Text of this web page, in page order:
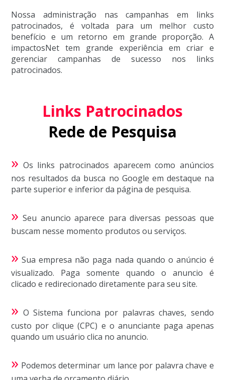
Nossa administração nas campanhas em links
patrocinados, é voltada para um melhor custo
benefício e um retorno em grande proporção. A
impactosNet tem grande experiência em criar e
gerenciar campanhas de sucesso nos links
patrocinados.
Links Patrocinados
Rede de Pesquisa
» Os links patrocinados aparecem como anúncios
nos resultados da busca no Google em destaque na
parte superior e inferior da página de pesquisa.
» Seu anuncio aparece para diversas pessoas que
buscam nesse momento produtos ou serviços.
» Sua empresa não paga nada quando o anúncio é
visualizado. Paga somente quando o anuncio é
clicado e redirecionado diretamente para seu site.
» O Sistema funciona por palavras chaves, sendo
custo por clique (CPC) e o anunciante paga apenas
quando um usuário clica no anuncio.
» Podemos determinar um lance por palavra chave e